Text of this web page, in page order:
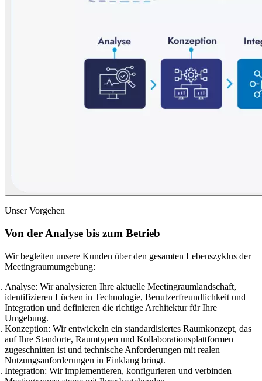
Unser Vorgehen
Von der Analyse bis zum Betrieb
Wir begleiten unsere Kunden über den gesamten Lebenszyklus der
Meetingraumumgebung:
Analyse: Wir analysieren Ihre aktuelle Meetingraumlandschaft,
identifizieren Lücken in Technologie, Benutzerfreundlichkeit und
Integration und definieren die richtige Architektur für Ihre
Umgebung.
Konzeption: Wir entwickeln ein standardisiertes Raumkonzept, das
auf Ihre Standorte, Raumtypen und Kollaborationsplattformen
zugeschnitten ist und technische Anforderungen mit realen
Nutzungsanforderungen in Einklang bringt.
Integration: Wir implementieren, konfigurieren und verbinden